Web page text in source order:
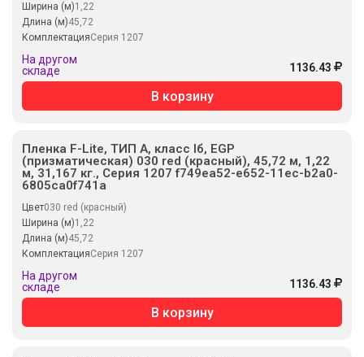
Ширина (м)1,22
Длина (м)45,72
КомплектацияСерия 1207
На другом
складе
1136.43
В корзину
Пленка F-Lite, ТИП А, класс Iб, EGP
(призматическая) 030 red (красный), 45,72 м, 1,22
м, 31,167 кг., Серия 1207 f749ea52-e652-11ec-b2a0-
6805ca0f741a
Цвет030 red (красный)
Ширина (м)1,22
Длина (м)45,72
КомплектацияСерия 1207
На другом
складе
1136.43
В корзину